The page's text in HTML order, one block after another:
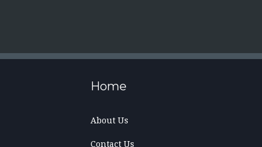
Home
About Us
Contact Us